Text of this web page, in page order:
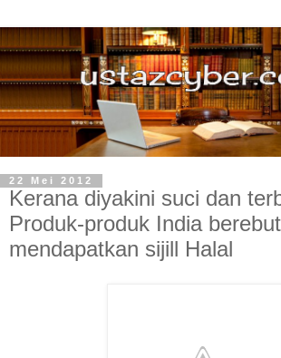
22 Mei 2012
Kerana diyakini suci dan
Produk-produk India
mendapatkan sijill Halal